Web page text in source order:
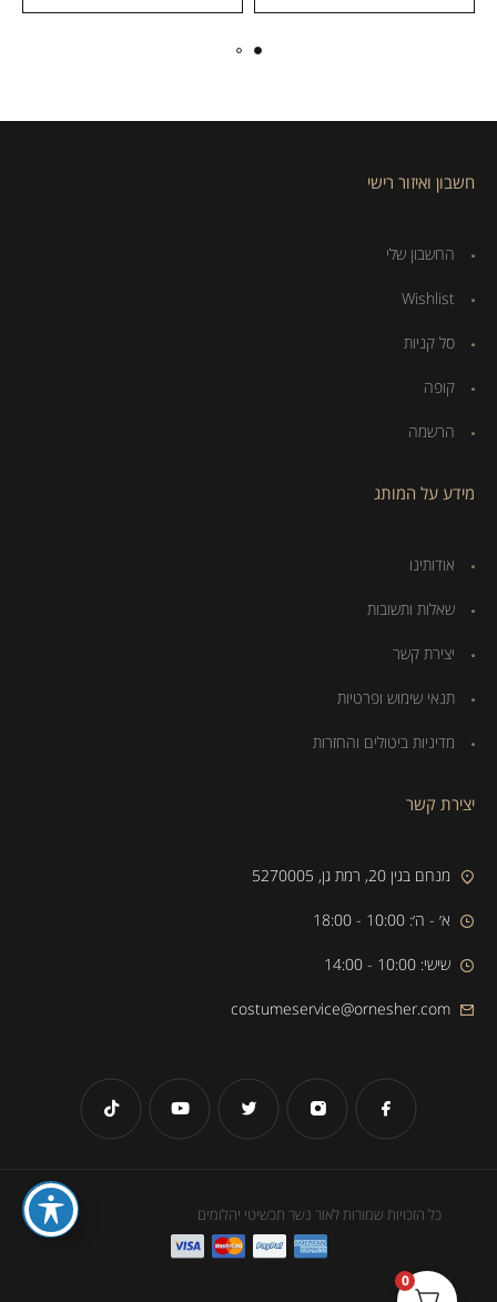
חשבון ואיזור רישי
החשבון שלי
Wishlist
סל קניות
קופה
הרשמה
מידע על המותג
אודותינו
שאלות ותשובות
יצירת קשר
תנאי שימוש ופרטיות
מדיניות ביטולים והחזרות
יצירת קשר
מנחם בגין 20, רמת גן, 5270005
א׳ - ה׳: 10:00 - 18:00
שישי: 10:00 - 14:00
costumeservice@ornesher.com
כל הזכויות שמורות לאור נשר תכשיטי יהלומים
0